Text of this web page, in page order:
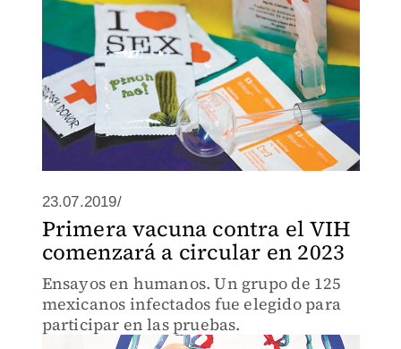
23.07.2019/
Primera vacuna contra el VIH
comenzará a circular en 2023
Ensayos en humanos. Un grupo de 125
mexicanos infectados fue elegido para
participar en las pruebas.